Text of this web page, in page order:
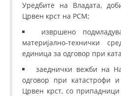
Уредбите на Владата,
Црвен крст на РСМ;
извршено
материјално-технички
единица за одговор при
заеднички вежби на
одговор при катастрофи
Црвен крст, со